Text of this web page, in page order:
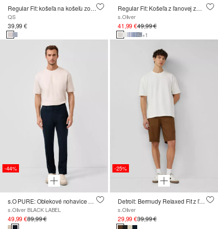
Regular Fit: košeľa na košeľu zo zmesi ľanu
QS
39,99 €
Regular Fit: Košeľa z ľanovej zmesi s pruhy
s.Oliver
41,99 €49,99 €
+1
-44%
s.O PURE: Oblekové nohavice z ľanovej zmesi
s.Oliver BLACK LABEL
49,99 €89,99 €
-25%
Detroit: Bermudy Relaxed Fit z ľanovej zmesi
s.Oliver
29,99 €39,99 €